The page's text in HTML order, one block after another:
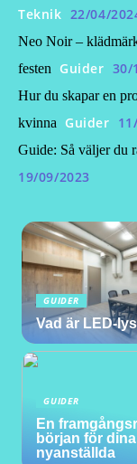
Teknik 22/04/
Neo Noir –
festen
Guider 30/
Hur du skapar en
kvinna
Guider
Guide: Så väljer du
19/09/2023
GUIDER
Vad är LED-
GUIDER
En
början för dina
nyanställda